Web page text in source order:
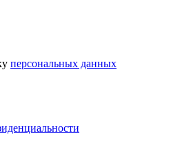
персональных данных